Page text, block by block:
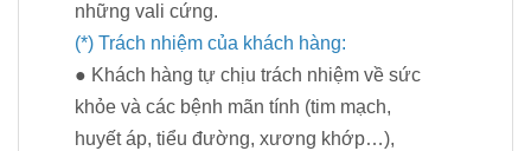
những vali cứng.
(*) Trách nhiệm của khách hàng:
● Khách hàng tự chịu trách nhiệm về sức
khỏe và các bệnh mãn tính (tim mạch,
huyết áp, tiểu đường, xương khớp…),